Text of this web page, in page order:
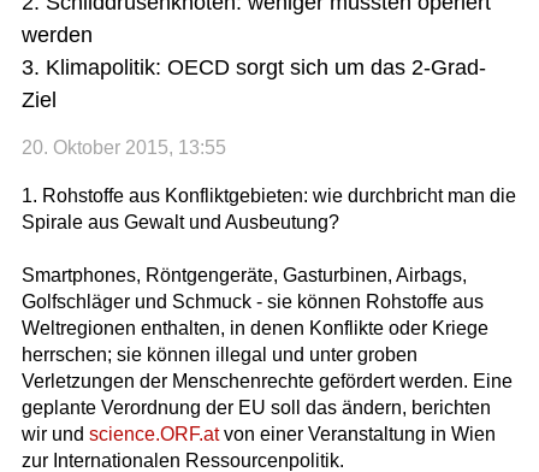
werden
3. Klimapolitik: OECD sorgt sich um das 2-Grad-
Ziel
20. Oktober 2015, 13:55
1. Rohstoffe aus Konfliktgebieten: wie durchbricht man die
Spirale aus Gewalt und Ausbeutung?
Smartphones, Röntgengeräte, Gasturbinen, Airbags,
Golfschläger und Schmuck - sie können Rohstoffe aus
Weltregionen enthalten, in denen Konflikte oder Kriege
herrschen; sie können illegal und unter groben
Verletzungen der Menschenrechte gefördert werden. Eine
geplante Verordnung der EU soll das ändern, berichten
wir und science.ORF.atvon einer Veranstaltung in Wien
zur Internationalen Ressourcenpolitik.